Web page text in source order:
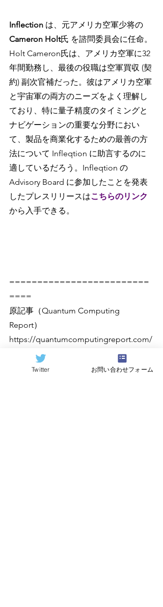
Inflection は、元アメリカ空軍少将の
Cameron Holt氏 を諮問委員会に任命。
Holt Cameron氏は、アメリカ空軍に32
年間勤務し、最後の役職は空軍買収 (契
約) 副次官補だった。彼はアメリカ空軍
と宇宙軍の両方のニーズをよく理解し
ており、特に量子精度のタイミングと
ナビゲーションの重要な分野におい
て、製品を商業化するための最善の方
法について Infleqtion に助言するのに
適しているだろう。Infleqtion の
Advisory Board に参加したことを発表
したプレスリリースはこちらのリンク
から入手できる。
=========================
====
原記事（Quantum Computing
Report）
https://quantumcomputingreport.com/
Twitter お問い合わせフォーム